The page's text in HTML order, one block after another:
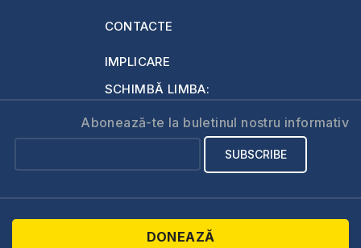
CONTACTE
IMPLICARE
SCHIMBĂ LIMBA:
Abonează-te la buletinul nostru informativ
DONEAZĂ